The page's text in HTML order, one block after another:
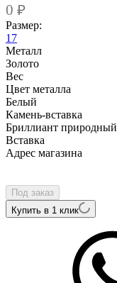
0 ₽
Размер:
17
Металл
Золото
Вес
Цвет металла
Белый
Камень-вставка
Бриллиант природный
Вcтавка
Адрес магазина
Под заказ
Купить в 1 клик